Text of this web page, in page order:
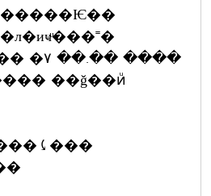
˹�ҵѡ �.�� ���� �٧ ��.�� ����
��ǧ��ͷͧ